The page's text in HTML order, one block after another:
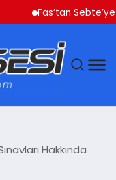
Fas’tan Sebte’ye
Hakkında